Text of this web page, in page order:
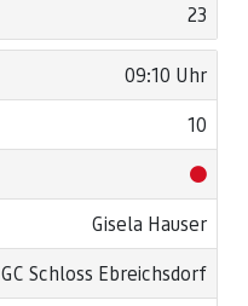
23
09:10 Uhr
10
Gisela Hauser
GC Schloss Ebreichsdorf